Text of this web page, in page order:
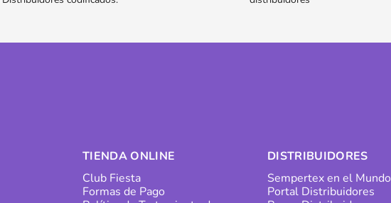
TIENDA ONLINE
Club Fiesta
Formas de Pago
DISTRIBUIDORES
Sempertex en el Mundo
Portal Distribuidores